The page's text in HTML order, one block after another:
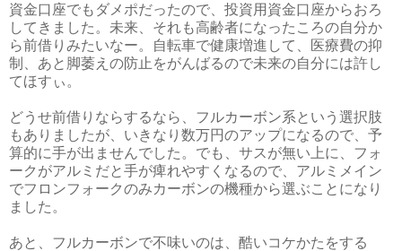
資金口座でもダメポだったので、投資用資金口座からおろ
してきました。未来、それも高齢者になったころの自分か
ら前借りみたいなー。自転車で健康増進して、医療費の抑
制、あと脚萎えの防止をがんばるので未来の自分には許し
てほすぃ。
どうせ前借りならするなら、フルカーボン系という選択肢
もありましたが、いきなり数万円のアップになるので、予
算的に手が出ませんでした。でも、サスが無い上に、フォ
ークがアルミだと手が痺れやすくなるので、アルミメイン
でフロンフォークのみカーボンの機種から選ぶことになり
ました。
あと、フルカーボンで不味いのは、酷いコケかたをする